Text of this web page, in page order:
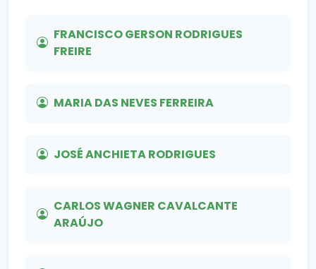
FRANCISCO GERSON RODRIGUES
FREIRE
MARIA DAS NEVES FERREIRA
JOSÉ ANCHIETA RODRIGUES
CARLOS WAGNER CAVALCANTE
ARAÚJO